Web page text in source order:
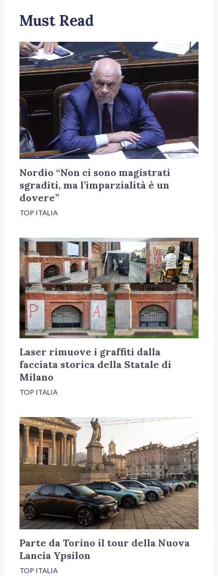
Must Read
Nordio “Non ci sono magistrati
sgraditi, ma l’imparzialità è un
dovere”
TOP ITALIA
Laser rimuove i graffiti dalla
facciata storica della Statale di
Milano
TOP ITALIA
Parte da Torino il tour della Nuova
Lancia Ypsilon
TOP ITALIA